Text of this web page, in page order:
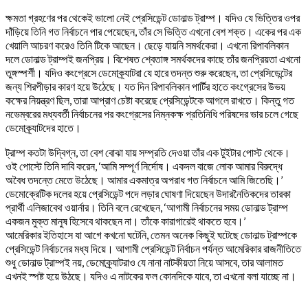
ক্ষমতা গ্রহণের পর থেকেই ভালো নেই প্রেসিডেন্ট ডোনাল্ড ট্রাম্প। যদিও যে ভিত্তির ওপর
দাঁড়িয়ে তিনি গত নির্বাচনে পার পেয়েছেন, তাঁর সে ভিত্তি এখনো বেশ শক্ত। একের পর এক
খেয়ালি আচরণ করেও তিনি টিকে আছেন। ছেড়ে যায়নি সমর্থকেরা। এখনো রিপাবলিকান
দলে ডোনাল্ড ট্রাম্পই জনপ্রিয়। বিশেষত শ্বেতাঙ্গ সমর্থকদের কাছে তাঁর জনপ্রিয়তা এখনো
তুঙ্গস্পর্শী। যদিও কংগ্রেসে ডেমোক্র্যাটরা যে হারে তদন্ত শুরু করেছেন, তা প্রেসিডেন্টের
জন্য শিরপীড়ার কারণ হয়ে উঠেছে। যত দিন রিপাবলিকান পার্টির হাতে কংগ্রেসের উভয়
কক্ষের নিয়ন্ত্রণ ছিল, তারা আপ্রাণ চেষ্টা করেছে প্রেসিডেন্টকে আগলে রাখতে। কিন্তু গত
নভেম্বরের মধ্যবর্তী নির্বাচনের পর কংগ্রেসের নিম্নকক্ষ প্রতিনিধি পরিষদের ভার চলে গেছে
ডেমোক্র্যাটদের হাতে।
ট্রাম্প কতটা উদ্বিগ্ন, তা বেশ বোঝা যায় সম্প্রতি দেওয়া তাঁর এক টুইটার পোস্ট থেকে।
ওই পোস্টে তিনি দাবি করেন, ‘আমি সম্পূর্ণ নির্দোষ। একদল বাজে লোক আমার বিরুদ্ধে
অবৈধ তদন্তে মেতে উঠেছে। আমার একমাত্র অপরাধ গত নির্বাচনে আমি জিতেছি।’
ডেমোক্রেটিক দলের হয়ে প্রেসিডেন্ট পদে লড়ার ঘোষণা দিয়েছেন উদারনৈতিকদের তারকা
প্রার্থী এলিজাবেথ ওয়ার্নার। তিনি বলে রেখেছেন, ‘আগামী নির্বাচনের সময় ডোনাল্ড ট্রাম্প
একজন মুক্ত মানুষ হিসেবে থাকছেন না। তাঁকে কারাগারেই থাকতে হবে।’
আমেরিকার ইতিহাসে যা আগে কখনো ঘটেনি, তেমন অনেক কিছুই ঘটেছে ডোনাল্ড ট্রাম্পকে
প্রেসিডেন্ট নির্বাচনের মধ্য দিয়ে। আগামী প্রেসিডেন্ট নির্বাচন পর্যন্ত আমেরিকার রাজনীতিতে
শুধু ডোনাল্ড ট্রাম্পই নয়, ডেমোক্র্যাটরাও যে নানা নাটকীয়তা নিয়ে আসবে, তার আলামত
এখনই স্পষ্ট হয়ে উঠছে। যদিও এ নাটকের ফল কোনদিকে যাবে, তা এখনো বলা যাচ্ছে না।